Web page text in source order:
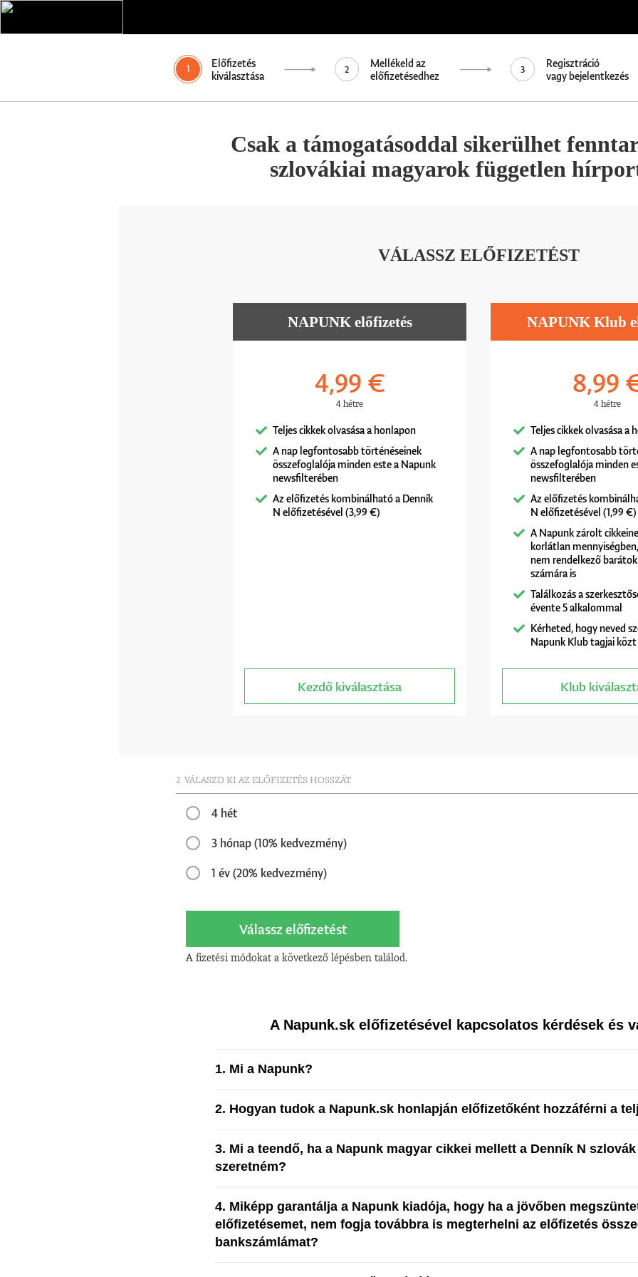
1
Előfizetés
kiválasztása
2
Mellékeld az
előfizetésedhez
3
Regisztráció
vagy bejelentkezés
Csak a támogatásoddal sikerülhet
szlovákiai magyarok független
VÁLASSZ ELŐFIZETÉST
NAPUNK előfizetés
4,99 €
4 hétre
Teljes cikkek olvasása a honlapon
A nap legfontosabb történéseinek
összefoglalója minden este a Napunk
newsfilterében
Az előfizetés kombinálható a Denník
N előfizetésével (3,99 €)
Kezdő kiválasztása
NAPUNK Klub
8,99
4 hétre
Teljes cikkek olvasása a
A nap legfontosabb
összefoglalója minden
newsfilterében
Az előfizetés
N előfizetésével (1,99 €)
A Napunk zárolt
korlátlan
nem rendelkező
számára is
Találkozás a
évente 5 alkalommal
Kérheted, hogy neved
Napunk Klub tagjai közt
Klub
2. VÁLASZD KI AZ ELŐFIZETÉS HOSSZÁT
4 hét
3 hónap (10% kedvezmény)
1 év (20% kedvezmény)
Válassz előfizetést
A fizetési módokat a következő lépésben találod.
A Napunk.sk előfizetésével kapcsolatos kérdések és
1. Mi a Napunk?
2. Hogyan tudok a Napunk.sk honlapján előfizetőként hozzáférni a
3. Mi a teendő, ha a Napunk magyar cikkei mellett a Denník N
szeretném?
4. Miképp garantálja a Napunk kiadója, hogy ha a jövőben
előfizetésemet, nem fogja továbbra is megterhelni az előfizetés
bankszámlámat?